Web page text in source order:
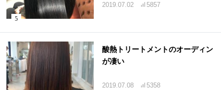
2019.07.02 5857
酸熱トリートメントのオーディン
が凄い
2019.07.08 5358